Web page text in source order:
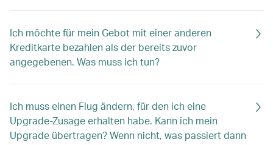
Ich möchte für mein Gebot mit einer anderen
Kreditkarte bezahlen als der bereits zuvor
angegebenen. Was muss ich tun?
Ich muss einen Flug ändern, für den ich eine
Upgrade-Zusage erhalten habe. Kann ich mein
Upgrade übertragen? Wenn nicht, was passiert dann